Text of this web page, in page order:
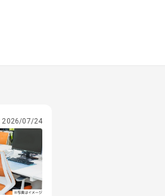
2026/07/24